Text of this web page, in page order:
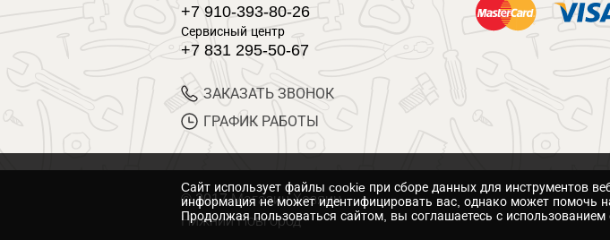
+7 910-393-80-26
Сервисный центр
+7 831 295-50-67
ЗАКАЗАТЬ ЗВОНОК
ГРАФИК РАБОТЫ
© 2017 Магазин Хозяин
Нижний Новгород
Cайт использует файлы cookie при сборе данных для инструментов
информация не может идентифицировать вас, однако может помочь
Продолжая пользоваться сайтом, вы соглашаетесь с использованием